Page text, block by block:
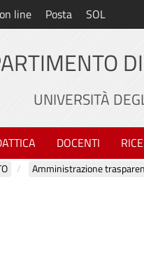
line Posta SOL
UNIVERSITÀ
DOCENTI
Amministrazione